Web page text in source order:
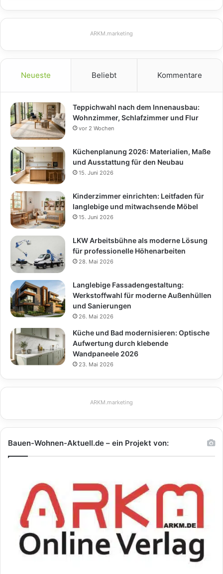
ARKM.marketing
Neueste Beliebt Kommentare
Teppichwahl nach dem Innenausbau:
Wohnzimmer, Schlafzimmer und Flur
vor 2 Wochen
Küchenplanung 2026: Materialien, Maße
und Ausstattung für den Neubau
15. Juni 2026
Kinderzimmer einrichten: Leitfaden für
langlebige und mitwachsende Möbel
15. Juni 2026
LKW Arbeitsbühne als moderne Lösung
für professionelle Höhenarbeiten
28. Mai 2026
Langlebige Fassadengestaltung:
Werkstoffwahl für moderne Außenhüllen
und Sanierungen
26. Mai 2026
Küche und Bad modernisieren: Optische
Aufwertung durch klebende
Wandpaneele 2026
23. Mai 2026
ARKM.marketing
Bauen-Wohnen-Aktuell.de – ein Projekt von: